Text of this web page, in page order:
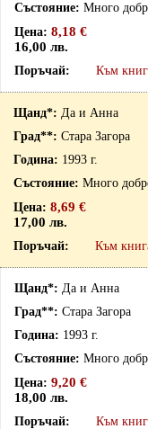
Много
8,18 €
16,00 лв.
Към
Да и Анна
Стара Загора
1993 г.
Много
8,69 €
17,00 лв.
Към
Да и Анна
Стара Загора
1993 г.
Много
9,20 €
18,00 лв.
Към